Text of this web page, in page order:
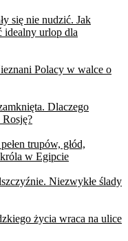
się nie nudzić. Jak
idealny urlop dla
Polacy w walce o
Dlaczego
trupów, głód,
w Egipcie
Niezwykłe ślady
życia wraca na ulice